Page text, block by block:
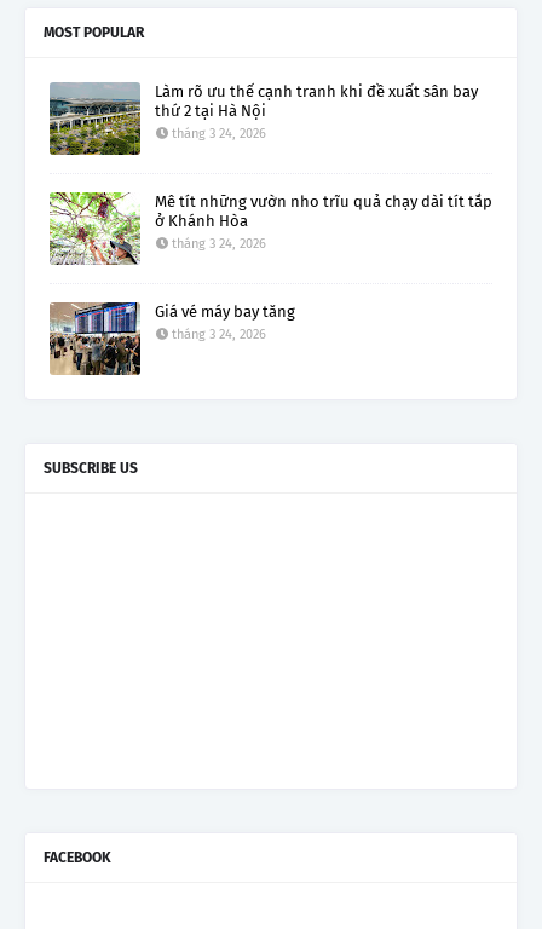
MOST POPULAR
Làm rõ ưu thế cạnh tranh khi đề xuất sân bay
thứ 2 tại Hà Nội
tháng 3 24, 2026
Mê tít những vườn nho trĩu quả chạy dài tít tắp
ở Khánh Hòa
tháng 3 24, 2026
Giá vé máy bay tăng
tháng 3 24, 2026
SUBSCRIBE US
FACEBOOK